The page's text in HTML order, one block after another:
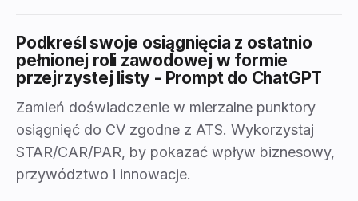
Podkreśl swoje osiągnięcia z ostatnio
pełnionej roli zawodowej w formie
przejrzystej listy - Prompt do ChatGPT
Zamień doświadczenie w mierzalne punktory
osiągnięć do CV zgodne z ATS. Wykorzystaj
STAR/CAR/PAR, by pokazać wpływ biznesowy,
przywództwo i innowacje.